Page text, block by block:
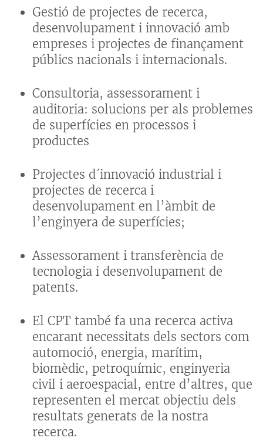
Gestió de projectes de recerca,
desenvolupament i innovació amb
empreses i projectes de finançament
públics nacionals i internacionals.
Consultoria, assessorament i
auditoria: solucions per als problemes
de superfícies en processos i
productes
Projectes d´innovació industrial i
projectes de recerca i
desenvolupament en l’àmbit de
l’enginyera de superfícies;
Assessorament i transferència de
tecnologia i desenvolupament de
patents.
El CPT també fa una recerca activa
encarant necessitats dels sectors com
automoció, energia, marítim,
biomèdic, petroquímic, enginyeria
civil i aeroespacial, entre d’altres, que
representen el mercat objectiu dels
resultats generats de la nostra
recerca.